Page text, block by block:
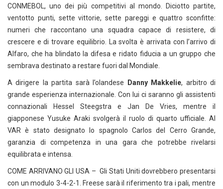
CONMEBOL, uno dei più competitivi al mondo. Diciotto partite,
ventotto punti, sette vittorie, sette pareggi e quattro sconfitte:
numeri che raccontano una squadra capace di resistere, di
crescere e di trovare equilibrio. La svolta è arrivata con l’arrivo di
Alfaro, che ha blindato la difesa e ridato fiducia a un gruppo che
sembrava destinato a restare fuori dal Mondiale.
A dirigere la partita sarà l’olandese Danny Makkelie, arbitro di
grande esperienza internazionale. Con lui ci saranno gli assistenti
connazionali Hessel Steegstra e Jan De Vries, mentre il
giapponese Yusuke Araki svolgerà il ruolo di quarto ufficiale. Al
VAR è stato designato lo spagnolo Carlos del Cerro Grande,
garanzia di competenza in una gara che potrebbe rivelarsi
equilibrata e intensa.
COME ARRIVANO GLI USA – Gli Stati Uniti dovrebbero presentarsi
con un modulo 3-4-2-1. Freese sarà il riferimento tra i pali, mentre